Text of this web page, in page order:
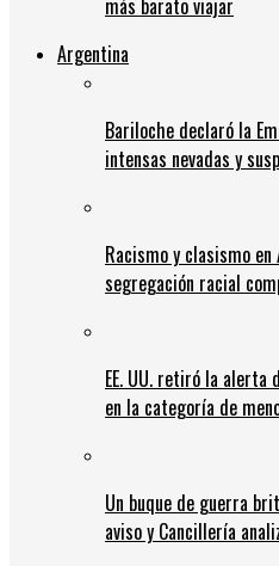
más barato viajar
Argentina
Bariloche declaró la
intensas nevadas y
Racismo y clasismo en
segregación racial
EE. UU. retiró la alerta
en la categoría de
Un buque de guerra
aviso y Cancillería